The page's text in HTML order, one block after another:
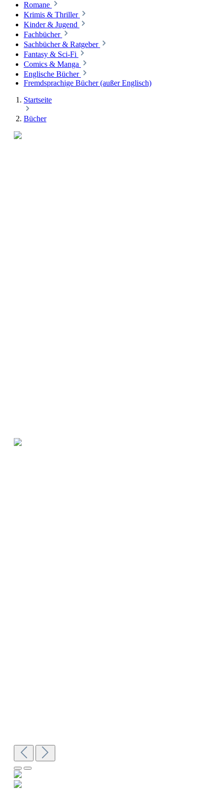
Romane
Krimis & Thriller
Kinder & Jugend
Fachbücher
Sachbücher & Ratgeber
Fantasy & Sci-Fi
Comics & Manga
Englische Bücher
Fremdsprachige Bücher (außer Englisch)
Startseite
Bücher